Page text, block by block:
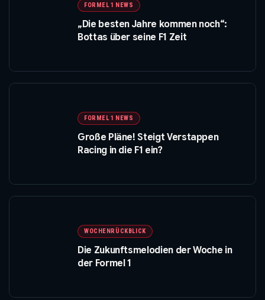
FORMEL 1 NEWS
„Die besten Jahre kommen noch“:
Bottas über seine F1 Zeit
FORMEL 1 NEWS
Große Pläne! Steigt Verstappen
Racing in die F1 ein?
WOCHENRÜCKBLICK
Die Zukunftsmelodien der Woche in
der Formel 1